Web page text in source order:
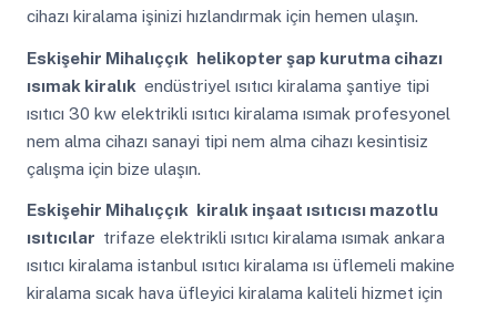
cihazı kiralama işinizi hızlandırmak için hemen ulaşın.
Eskişehir Mihalıççık helikopter şap kurutma cihazı
ısımak kiralık endüstriyel ısıtıcı kiralama şantiye tipi
ısıtıcı 30 kw elektrikli ısıtıcı kiralama ısımak profesyonel
nem alma cihazı sanayi tipi nem alma cihazı kesintisiz
çalışma için bize ulaşın.
Eskişehir Mihalıççık kiralık inşaat ısıtıcısı mazotlu
ısıtıcılar trifaze elektrikli ısıtıcı kiralama ısımak ankara
ısıtıcı kiralama istanbul ısıtıcı kiralama ısı üflemeli makine
kiralama sıcak hava üfleyici kiralama kaliteli hizmet için